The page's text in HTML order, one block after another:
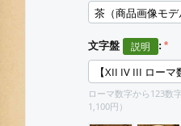
文字盤 :
ローマ数字から123数
1,100円）